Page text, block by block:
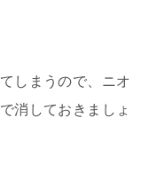
しまうので、ニオ
消しておきましょ